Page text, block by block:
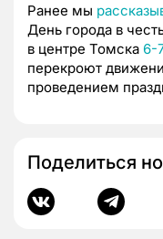
Ранее мы
День города в
в центре Томска 6-
перекроют
проведением
Поделиться